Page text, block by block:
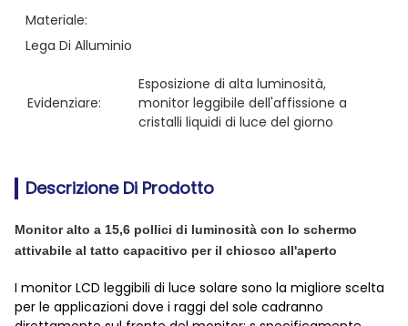
Materiale:
Lega Di Alluminio
Evidenziare:
Esposizione di alta luminosità,
monitor leggibile dell'affissione a
cristalli liquidi di luce del giorno
Descrizione Di Prodotto
Monitor alto a 15,6 pollici di luminosità con lo schermo
attivabile al tatto capacitivo per il chiosco all'aperto
I monitor LCD leggibili di luce solare sono la migliore scelta
per le applicazioni dove i raggi del sole cadranno